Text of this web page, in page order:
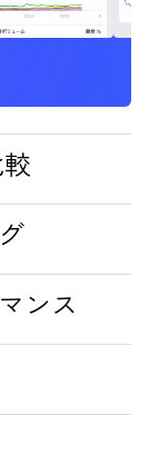
ンス